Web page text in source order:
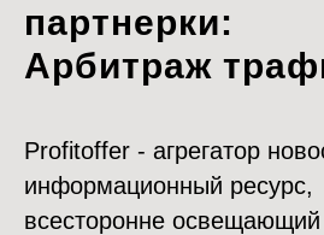
партнерки:
Арбитраж
Profitoffer - агрегатор
информационный ресурс,
всесторонне